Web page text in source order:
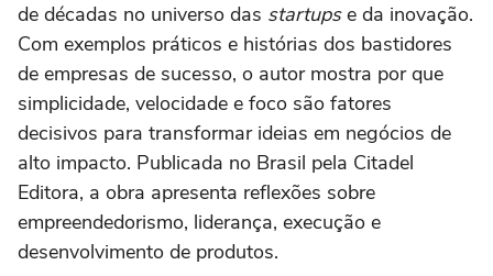
de décadas no universo das startupse da inovação.
Com exemplos práticos e histórias dos bastidores
de empresas de sucesso, o autor mostra por que
simplicidade, velocidade e foco são fatores
decisivos para transformar ideias em negócios de
alto impacto. Publicada no Brasil pela Citadel
Editora, a obra apresenta reflexões sobre
empreendedorismo, liderança, execução e
desenvolvimento de produtos.